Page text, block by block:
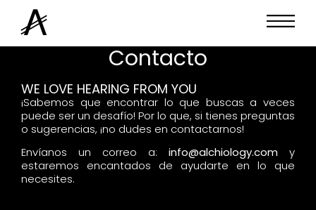
Contacto
WE LOVE HEARING FROM YOU
¡Sabemos que encontrar lo que buscas a veces
puede ser un desafío! Por lo que, si tienes preguntas
o sugerencias, ¡no dudes en contactarnos!
Envíanos un correo a: info@alchiology.com
y
estaremos encantados de ayudarte en lo que
necesites.